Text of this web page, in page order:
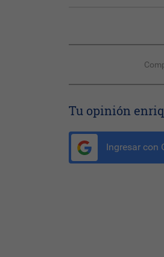
Tu opinión
Ingresar con